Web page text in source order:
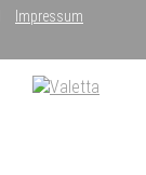
Impressum